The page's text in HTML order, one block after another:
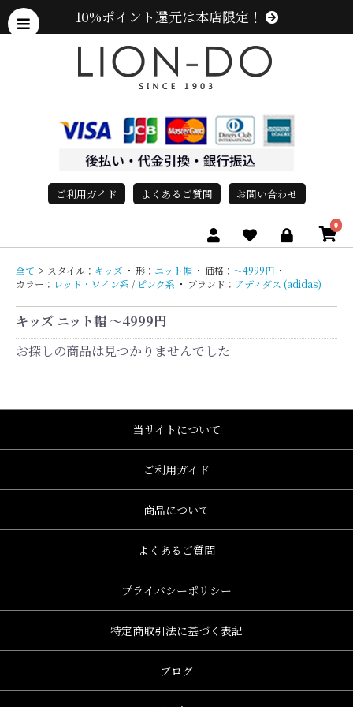
10%ポイント還元は本店限定！
ご利用ガイド よくあるご質問 お問い合わせ
0
全て > スタイル： キッズ ・ 形： ニット帽 ・ 価格： 〜4999円 ・
カラー： レッド・ワイン系 / ピンク系 ・ ブランド： アディダス (adidas)
キッズ ニット帽 〜4999円
お探しの商品は見つかりませんでした
当サイトについて
ご利用ガイド
商品について
よくあるご質問
プライバシーポリシー
特定商取引法に基づく表記
ブログ